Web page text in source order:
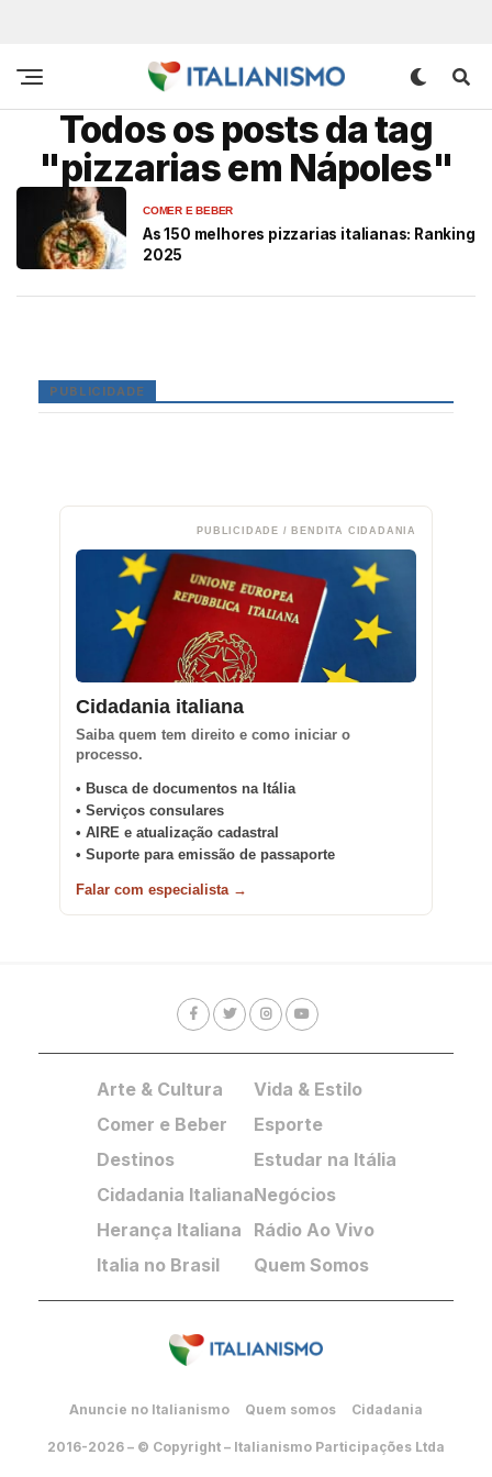
Todos os posts da tag
"pizzarias em Nápoles"
COMER E BEBER
As 150 melhores pizzarias italianas: Ranking
2025
PUBLICIDADE
PUBLICIDADE / BENDITA CIDADANIA
Cidadania italiana
Saiba quem tem direito e como iniciar o
processo.
• Busca de documentos na Itália
• Serviços consulares
• AIRE e atualização cadastral
• Suporte para emissão de passaporte
Falar com especialista →
Arte & Cultura
Comer e Beber
Destinos
Cidadania Italiana
Herança Italiana
Italia no Brasil
Vida & Estilo
Esporte
Estudar na Itália
Negócios
Rádio Ao Vivo
Quem Somos
Anuncie no Italianismo Quem somos Cidadania
2016-2026 – © Copyright – Italianismo Participações Ltda